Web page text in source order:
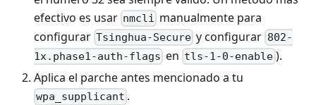
efectivo es usar nmcli manualmente para
configurar Tsinghua-Secure y configurar 802-
1x.phase1-auth-flags en tls-1-0-enable ).
Aplica el parche antes mencionado a tu
wpa_supplicant .